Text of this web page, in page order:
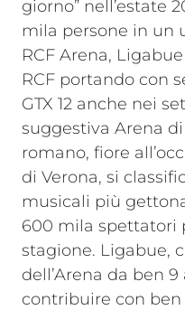
giorno” nell’estate
mila persone in un
RCF Arena,
RCF portando con
GTX 12 anche nei
suggestiva Arena di
romano, fiore
di Verona, si
musicali più
600 mila spettatori
stagione. Ligabue,
dell’Arena da ben
contribuire con ben